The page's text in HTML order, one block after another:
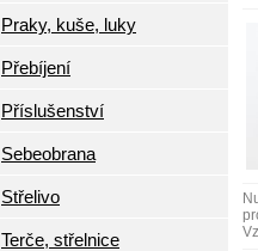
Praky, kuše, luky
Přebíjení
Příslušenství
Sebeobrana
Střelivo
Terče, střelnice